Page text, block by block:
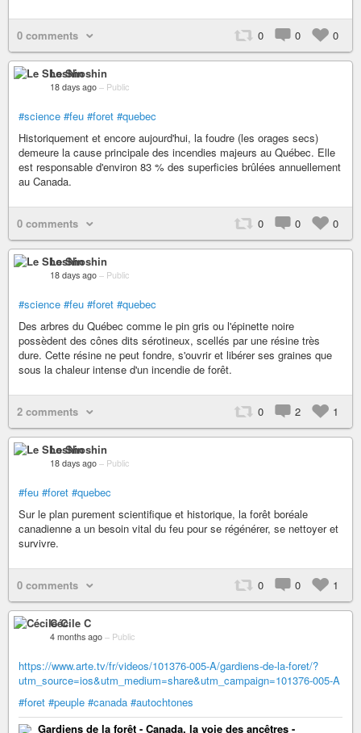
0 comments 0 0 0
Le Shoshin
18 days ago – Public
#science #feu #foret #quebec
Historiquement et encore aujourd'hui, la foudre (les orages secs)
demeure la cause principale des incendies majeurs au Québec. Elle
est responsable d'environ 83 % des superficies brûlées annuellement
au Canada.
0 comments 0 0 0
Le Shoshin
18 days ago – Public
#science #feu #foret #quebec
Des arbres du Québec comme le pin gris ou l'épinette noire
possèdent des cônes dits sérotineux, scellés par une résine très
dure. Cette résine ne peut fondre, s'ouvrir et libérer ses graines que
sous la chaleur intense d'un incendie de forêt.
2 comments 0 2 1
Le Shoshin
18 days ago – Public
#feu #foret #quebec
Sur le plan purement scientifique et historique, la forêt boréale
canadienne a un besoin vital du feu pour se régénérer, se nettoyer et
survivre.
0 comments 0 0 1
Cécile C
4 months ago – Public
https://www.arte.tv/fr/videos/101376-005-A/gardiens-de-la-foret/?
utm_source=ios&utm_medium=share&utm_campaign=101376-005-A
#foret #peuple #canada #autochtones
Gardiens de la forêt - Canada, la voie des ancêtres -